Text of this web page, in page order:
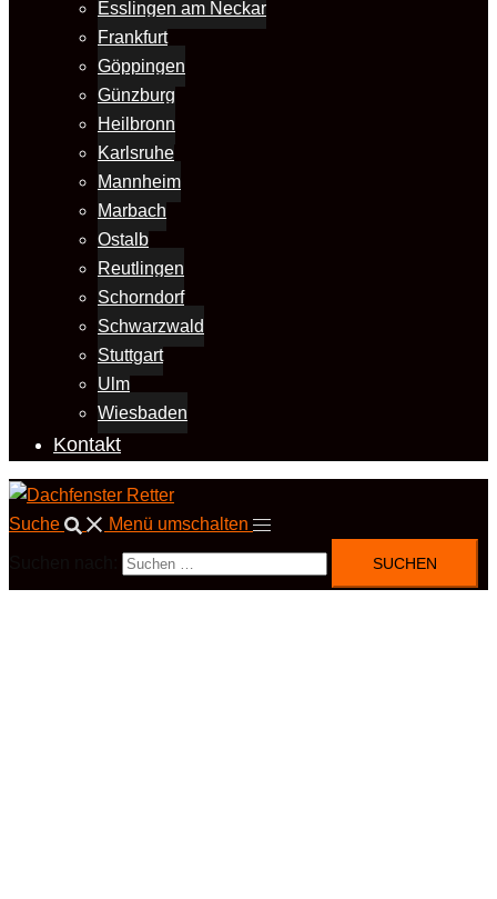
Esslingen am Neckar
Frankfurt
Göppingen
Günzburg
Heilbronn
Karlsruhe
Mannheim
Marbach
Ostalb
Reutlingen
Schorndorf
Schwarzwald
Stuttgart
Ulm
Wiesbaden
Kontakt
Suche Menü umschalten